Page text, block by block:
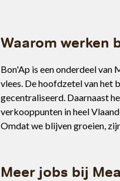
Waarom werken
Bon'Ap is een onderdeel
vlees. De hoofdzetel van het
gecentraliseerd. Daarnaast
verkooppunten in heel
Omdat we blijven groeien,
Meer jobs bij